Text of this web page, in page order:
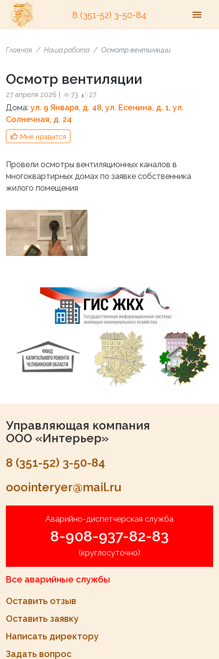
8 (351-52) 3-50-84
Главная Наша работа Осмотр вентиляции
Осмотр вентиляции
27 апреля 2026 | 73 27
Дома: ул. 9 Января, д. 48, ул. Есенина, д. 1, ул.
Солнечная, д. 24
Мне нравится
Провели осмотры вентиляционных каналов в
многоквартирных домах по заявке собственника
жилого помещения
Управляющая компания
ООО «Интерьер»
8 (351-52) 3-50-84
ooointeryer@mail.ru
Аварийно-диспетчерская служба
8-908-937-82-83
(круглосуточно)
Все аварийные службы
Оставить отзыв
Оставить заявку
Написать директору
Задать вопрос